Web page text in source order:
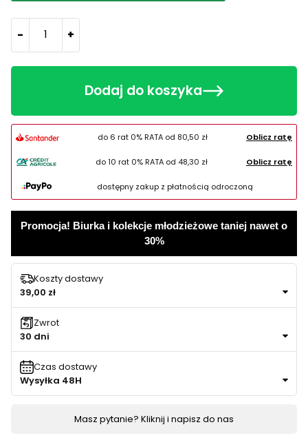
- +
Dodaj do koszyka
do 6 rat 0% RATA od 80,50 zł Oblicz ratę
do 10 rat 0% RATA od 48,30 zł Oblicz ratę
dostępny zakup z płatnością odroczoną
Promocja! Biurka i kolekcje młodzieżowe taniej nawet o
30%
Koszty dostawy
39,00 zł
Zwrot
30 dni
Czas dostawy
Wysyłka 48H
Masz pytanie? Kliknij i napisz do nas